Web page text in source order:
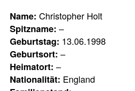
Name: Christopher Holt
Spitzname: –
Geburtstag: 13.06.1998
Geburtsort: –
Heimatort: –
Nationalität: England